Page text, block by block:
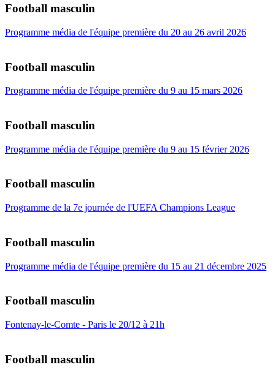
Football masculin
Programme média de l'équipe première du 20 au 26 avril 2026
Football masculin
Programme média de l'équipe première du 9 au 15 mars 2026
Football masculin
Programme média de l'équipe première du 9 au 15 février 2026
Football masculin
Programme de la 7e journée de l'UEFA Champions League
Football masculin
Programme média de l'équipe première du 15 au 21 décembre 2025
Football masculin
Fontenay-le-Comte - Paris le 20/12 à 21h
Football masculin